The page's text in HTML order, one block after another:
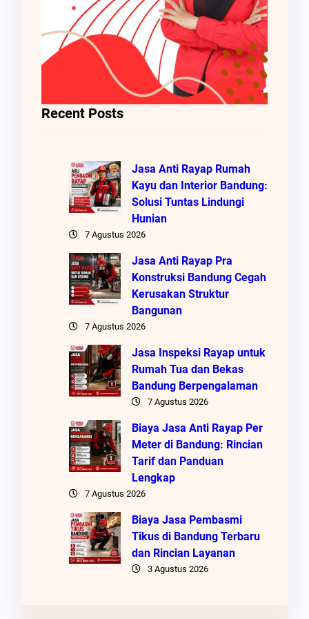
Recent Posts
Jasa Anti Rayap Rumah
Kayu dan Interior Bandung:
Solusi Tuntas Lindungi
Hunian
7 Agustus 2026
Jasa Anti Rayap Pra
Konstruksi Bandung Cegah
Kerusakan Struktur
Bangunan
7 Agustus 2026
Jasa Inspeksi Rayap untuk
Rumah Tua dan Bekas
Bandung Berpengalaman
7 Agustus 2026
Biaya Jasa Anti Rayap Per
Meter di Bandung: Rincian
Tarif dan Panduan
Lengkap
7 Agustus 2026
Biaya Jasa Pembasmi
Tikus di Bandung Terbaru
dan Rincian Layanan
3 Agustus 2026